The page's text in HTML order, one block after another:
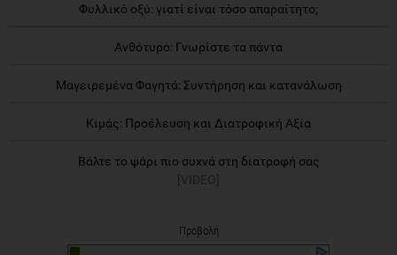
Φυλλικό οξύ: γιατί είναι τόσο απαραίτητο;
Ανθότυρο: Γνωρίστε τα πάντα
Μαγειρεμένα Φαγητά: Συντήρηση και κατανάλωση
Κιμάς: Προέλευση και Διατροφική Αξία
Βάλτε το ψάρι πιο συχνά στη διατροφή σας
[VIDEO]
Προβολή